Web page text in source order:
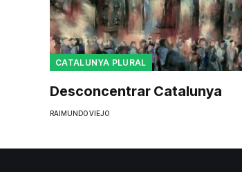
CATALUNYA PLURAL
Desconcentrar Catalunya
RAIMUNDO VIEJO